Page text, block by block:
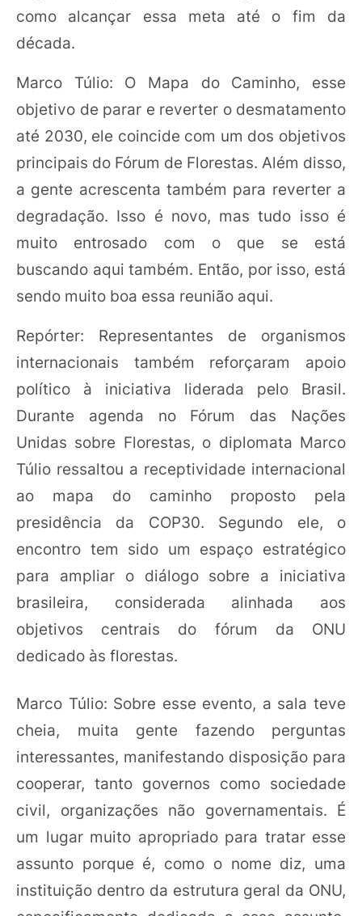
como alcançar essa meta até o fim da
década.
Marco Túlio: O Mapa do Caminho, esse
objetivo de parar e reverter o desmatamento
até 2030, ele coincide com um dos objetivos
principais do Fórum de Florestas. Além disso,
a gente acrescenta também para reverter a
degradação. Isso é novo, mas tudo isso é
muito entrosado com o que se está
buscando aqui também. Então, por isso, está
sendo muito boa essa reunião aqui.
Repórter: Representantes de organismos
internacionais também reforçaram apoio
político à iniciativa liderada pelo Brasil.
Durante agenda no Fórum das Nações
Unidas sobre Florestas, o diplomata Marco
Túlio ressaltou a receptividade internacional
ao mapa do caminho proposto pela
presidência da COP30. Segundo ele, o
encontro tem sido um espaço estratégico
para ampliar o diálogo sobre a iniciativa
brasileira, considerada alinhada aos
objetivos centrais do fórum da ONU
dedicado às florestas.
Marco Túlio: Sobre esse evento, a sala teve
cheia, muita gente fazendo perguntas
interessantes, manifestando disposição para
cooperar, tanto governos como sociedade
civil, organizações não governamentais. É
um lugar muito apropriado para tratar esse
assunto porque é, como o nome diz, uma
instituição dentro da estrutura geral da ONU,